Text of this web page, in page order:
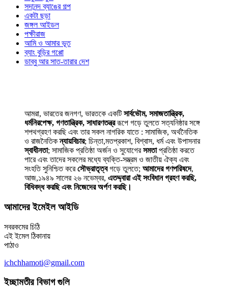
সদানন্দ ব্যাঙের গল্প
একটা ছড়া
জঙ্গল আইডল
পক্ষীরাজ
আমি ও আমার ভূত
ব্যাং বুড়ির গপ্পো
ডাব্বু আর সাত-তারার দেশ
আমরা, ভারতের জনগণ, ভারতকে একটিসার্বভৌম, সমাজতান্ত্রিক,
ধর্মনিরপেক্ষ, গণতান্ত্রিক, সাধারণতন্ত্ররূপে গড়ে তুলতে সত্যনিষ্ঠার সঙ্গে
শপথগ্রহণ করছি এবং তার সকল নাগরিক যাতে : সামাজিক, অর্থনৈতিক
ও রাজনৈতিকন্যায়বিচার; চিন্তা,মতপ্রকাশ, বিশ্বাস, ধর্ম এবং উপাসনার
স্বাধীনতা; সামাজিক প্রতিষ্ঠা অর্জন ও সুযোগেরসমতাপ্রতিষ্ঠা করতে
পারে এবং তাদের সকলের মধ্যে ব্যক্তি-সম্ভ্রম ও জাতীয় ঐক্য এবং
সংহতি সুনিশ্চিত করেসৌভ্রাতৃত্বগড়ে তুলতে; আমাদের গণপরিষদে,
আজ,১৯৪৯ সালের ২৬ নভেম্বর, এতদ্দ্বারা এই সংবিধান গ্রহণ করছি,
বিধিবদ্ধ করছি এবং নিজেদের অর্পণ করছি।
আমাদের ইমেইল আইডি
সবরকমের চিঠি
এই ইমেল ঠিকানায়
পাঠাও
ichchhamoti@gmail.com
ইচ্ছামতীর বিভাগ গুলি